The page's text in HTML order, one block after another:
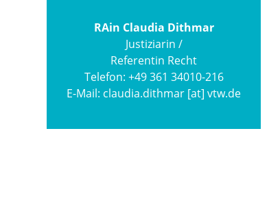
RAin Claudia Dithmar
Justiziarin /
Referentin Recht
Telefon: +49 361 34010-216
E-Mail: claudia.dithmar [at] vtw.de